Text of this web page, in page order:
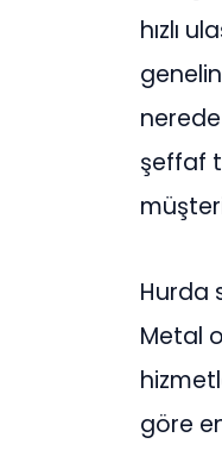
hızlı
şeffaf
Hurda
Metal
göre